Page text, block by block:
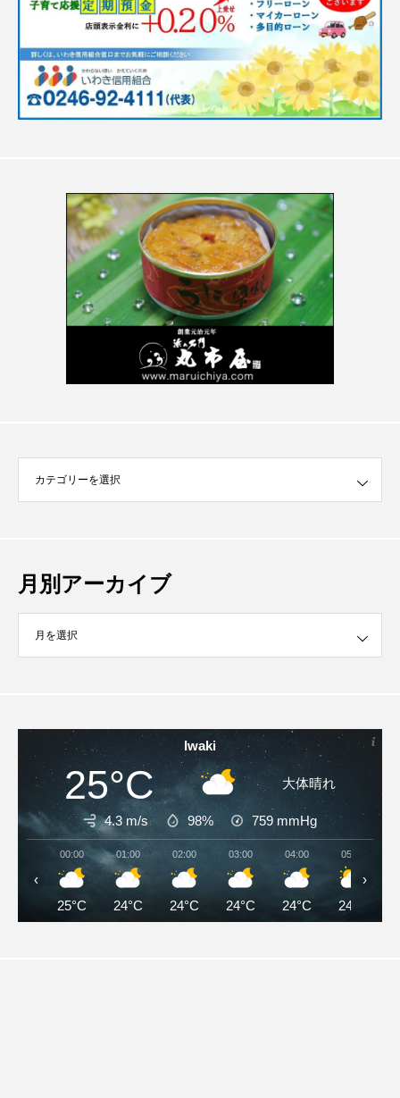
月別アーカイブ
Iwaki
25°C 大体晴れ
4.3 m/s 98% 759 mmHg
00:00
25°C
01:00
24°C
02:00
24°C
03:00
24°C
04:00
24°C
05:00
24°C
‹ ›